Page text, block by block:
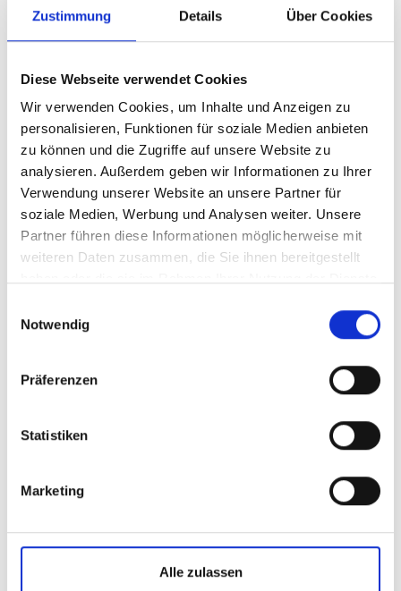
Zustimmung Details Über Cookies
Diese Webseite verwendet Cookies
Wir verwenden Cookies, um Inhalte und Anzeigen zu
personalisieren, Funktionen für soziale Medien anbieten
zu können und die Zugriffe auf unsere Website zu
analysieren. Außerdem geben wir Informationen zu Ihrer
Verwendung unserer Website an unsere Partner für
soziale Medien, Werbung und Analysen weiter. Unsere
Partner führen diese Informationen möglicherweise mit
weiteren Daten zusammen, die Sie ihnen bereitgestellt
Notwendig
Präferenzen
Statistiken
Marketing
Alle zulassen
Musikmarkt im Blick und richtest dein
Geschäft zu steigern, planst du Werbe- und
verkaufsfördernde Maßnahmen und setzt sie
um.
TYPISCHE BRANCHEN:
Musikfachgeschäfte bzw. Musikabteilungen
Musik-Versandhandel bzw. bei Onlineshops
Musikalien-Großhandel
Musikverlage